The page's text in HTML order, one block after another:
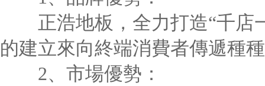
正浩地板，全力打造“千店
的建立來向終端消費者傳遞種
2、市場優勢：